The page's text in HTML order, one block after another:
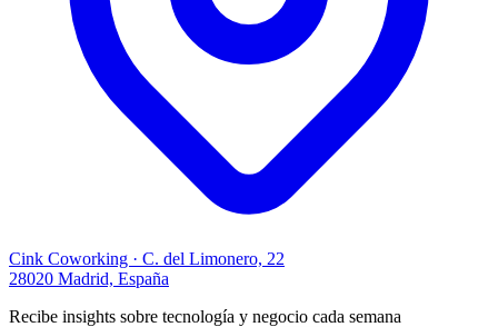
Cink Coworking · C. del Limonero, 22
28020 Madrid, España
Recibe insights sobre tecnología y negocio cada semana